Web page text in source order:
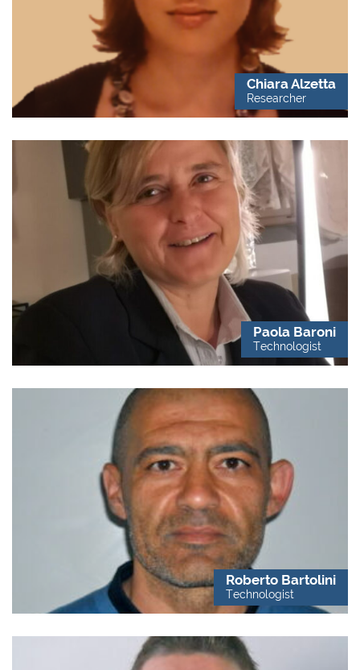
Chiara Alzetta
Researcher
Paola Baroni
Technologist
Roberto Bartolini
Technologist